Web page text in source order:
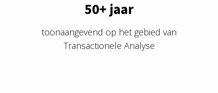
50+ jaar
toonaangevend op het gebied van
Transactionele Analyse